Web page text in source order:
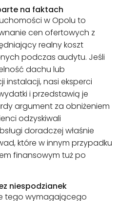
na faktach
w Opolu to
cen ofertowych z
realny koszt
podczas audytu. Jeśli
dachu lub
instalacji, nasi eksperci
i przedstawią je
argument za obniżeniem
odzyskiwali
doradczej właśnie
które w innym przypadku
finansowym tuż po
niespodzianek
tego wymagającego